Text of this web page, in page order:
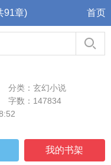
91章) 首页
分类：玄幻小说
字数：147834
我的书架